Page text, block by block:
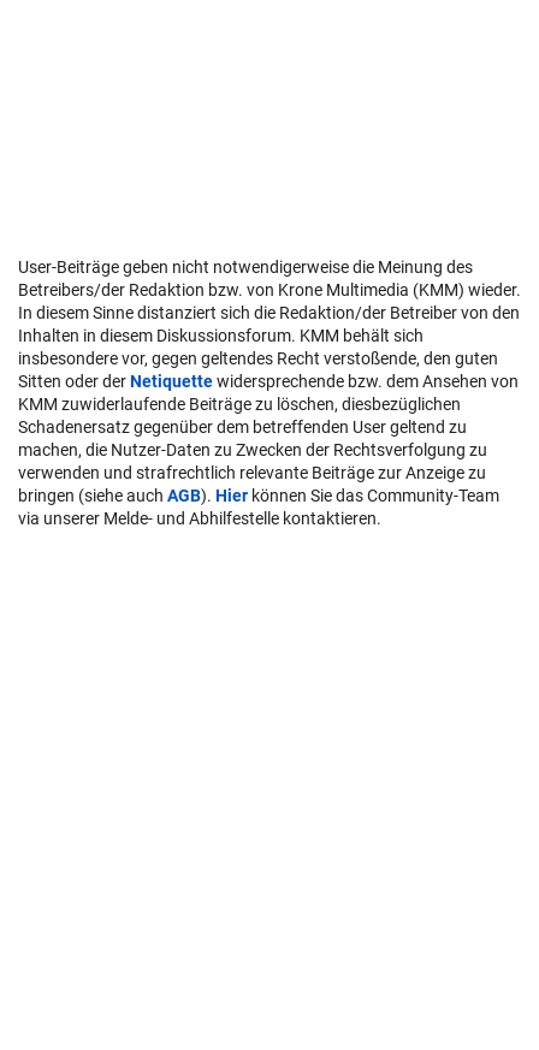
User-Beiträge geben nicht notwendigerweise die Meinung des
Betreibers/der Redaktion bzw. von Krone Multimedia (KMM) wieder.
In diesem Sinne distanziert sich die Redaktion/der Betreiber von den
Inhalten in diesem Diskussionsforum. KMM behält sich
insbesondere vor, gegen geltendes Recht verstoßende, den guten
Sitten oder derNetiquettewidersprechende bzw. dem Ansehen von
KMM zuwiderlaufende Beiträge zu löschen, diesbezüglichen
Schadenersatz gegenüber dem betreffenden User geltend zu
machen, die Nutzer-Daten zu Zwecken der Rechtsverfolgung zu
verwenden und strafrechtlich relevante Beiträge zur Anzeige zu
bringen (siehe auch AGB). Hier können Sie das Community-Team
via unserer Melde- und Abhilfestelle kontaktieren.